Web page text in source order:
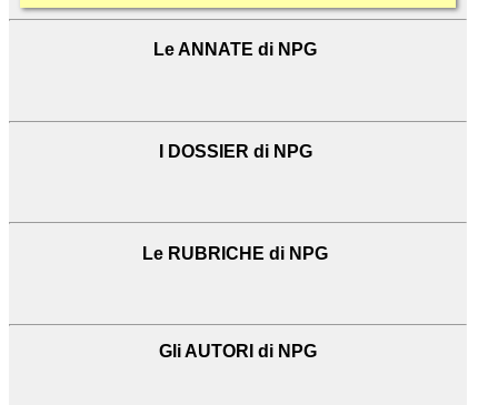
Le ANNATE di NPG
I DOSSIER di NPG
Le RUBRICHE di NPG
Gli AUTORI di NPG